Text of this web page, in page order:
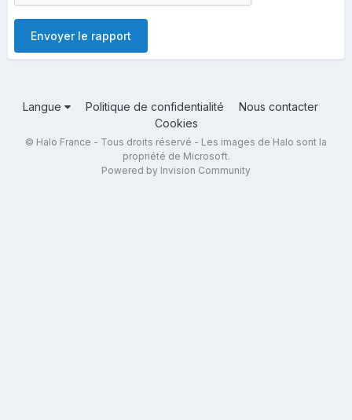
Envoyer le rapport
Langue Politique de confidentialité
Nous contacter
Cookies
© Halo France - Tous droits réservé - Les images de Halo sont la
propriété de Microsoft.
Powered by Invision Community